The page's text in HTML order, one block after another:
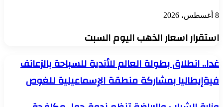
8 أغسطس، 2026
استقرار اسعار الذهب اليوم السبت
غدا..
انطلاق
بطولة
العالم
غدا.. انطلاق بطولة العالم للأندية للسباحة بالزعانف
فيةإيطاليا بمشاركة منطقة الإسماعيلية للغوص
وزارة